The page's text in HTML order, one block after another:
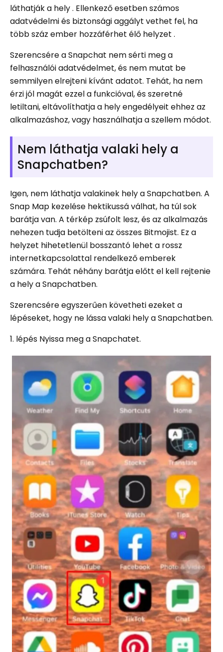
láthatják a hely . Ellenkező esetben számos
adatvédelmi és biztonsági aggályt vethet fel, ha
több száz ember hozzáférhet élő helyzet .
Szerencsére a Snapchat nem sérti meg a
felhasználói adatvédelmet, és nem mutat be
semmilyen elrejteni kívánt adatot. Tehát, ha nem
érzi jól magát ezzel a funkcióval, és szeretné
letiltani, eltávolíthatja a hely engedélyeit ehhez az
alkalmazáshoz, vagy használhatja a szellem módot.
Nem láthatja valaki hely a
Snapchatben?
Igen, nem láthatja valakinek hely a Snapchatben. A
Snap Map kezelése hektikussá válhat, ha túl sok
barátja van. A térkép zsúfolt lesz, és az alkalmazás
nehezen tudja betölteni az összes Bitmojist. Ez a
helyzet hihetetlenül bosszantó lehet a rossz
internetkapcsolattal rendelkező emberek
számára. Tehát néhány barátja előtt el kell rejtenie
a hely a Snapchatben.
Szerencsére egyszerűen követheti ezeket a
lépéseket, hogy ne lássa valaki hely a Snapchatben.
1. lépés Nyissa meg a Snapchatet.